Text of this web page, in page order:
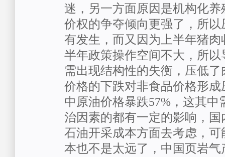
迷，另一方面原因是机构化
价权的争夺倾向更强了，所
有发生，而又因为上半年猪
半年政策操作空间不大，所
需出现结构性的失衡，压低
价格的下跌对非食品价格形
中原油价格暴跌57%，这其中
治因素的都有一定的影响，国
石油开采成本方面去考虑，
本也不是太远了，中国页岩